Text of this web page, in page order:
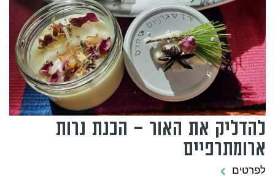
להדליק את האור – הכנת נרות
ארומתרפיים
לפרטים